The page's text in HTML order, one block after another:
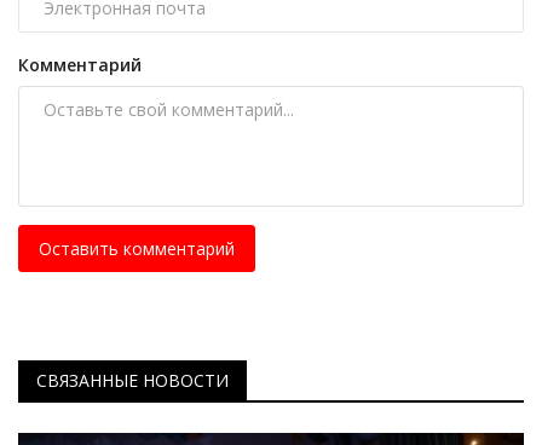
Комментарий
Оставить комментарий
СВЯЗАННЫЕ НОВОСТИ